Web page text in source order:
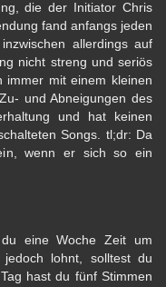
die der Initiator Chris
fand anfangs jeden
allerdings auf
nicht streng und seriös
immer mit einem kleinen
und Abneigungen des
und hat keinen
Songs. tl;dr: Da
wenn er sich so ein
eine Woche Zeit um
lohnt, solltest du
hast du fünf Stimmen